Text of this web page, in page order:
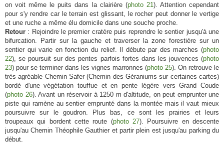
on voit même le puits dans la clairière (photo 21). Attention cependant
pour s'y rendre car le terrain est glissant, le rocher peut donner le vertige
et une ruche a même élu domicile dans une souche proche.
Retour : Rejoindre le premier cratère puis reprendre le sentier jusqu'à une
bifurcation. Partir sur la gauche et traverser la zone forestière sur un
sentier qui varie en fonction du relief. Il débute par des marches (photo
22), se poursuit sur des pentes parfois fortes dans les jouvences (photo
23) pour se terminer dans les vignes marronnes (photo 25). On retrouve le
très agréable Chemin Safer (Chemin des Géraniums sur certaines cartes)
bordé d'une végétation touffue et en pente légère vers Grand Coude
(photo 26). Avant un réservoir à 1250 m d'altitude, on peut emprunter une
piste qui ramène au sentier emprunté dans la montée mais il vaut mieux
poursuivre sur le goudron. Plus bas, ce sont les prairies et leurs
troupeaux qui bordent cette route (photo 27). Poursuivre en descente
jusqu'au Chemin Théophile Gauthier et partir plein est jusqu'au parking du
début.